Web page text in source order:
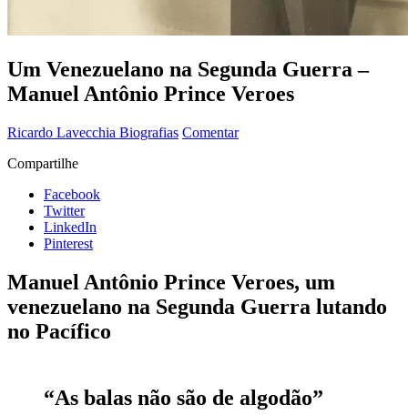
Um Venezuelano na Segunda Guerra –
Manuel Antônio Prince Veroes
Ricardo Lavecchia Biografias Comentar
Compartilhe
Facebook
Twitter
LinkedIn
Pinterest
Manuel Antônio Prince Veroes, um
venezuelano na Segunda Guerra lutando
no Pacífico
“As balas não são de algodão”